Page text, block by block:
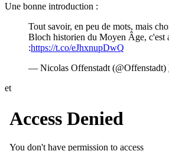
Une bonne introduction :
Tout savoir, en peu de mots, mais
Bloch historien du Moyen Âge, c'est
:https://t.co/eJhxnupDwQ
— Nicolas Offenstadt (@Offenstadt)
et